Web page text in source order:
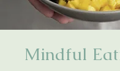
Mindful